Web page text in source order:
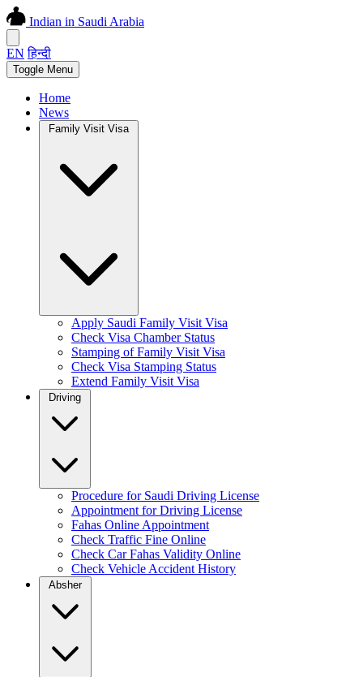
Indian in Saudi Arabia
EN हिन्दी
Toggle Menu
Home
News
Family Visit Visa
Apply Saudi Family Visit Visa
Check Visa Chamber Status
Stamping of Family Visit Visa
Check Visa Stamping Status
Extend Family Visit Visa
Procedure for Saudi Driving License
Appointment for Driving License
Fahas Online Appointment
Check Traffic Fine Online
Check Car Fahas Validity Online
Check Vehicle Accident History
Absher